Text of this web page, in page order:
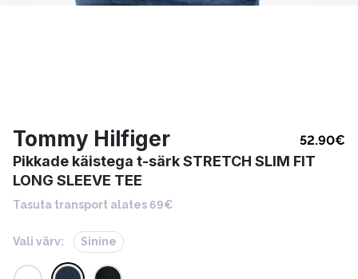
Tommy Hilfiger 52.90€
Pikkade käistega t-särk STRETCH SLIM FIT
LONG SLEEVE TEE
Tasuta transport alates 69€
Vali värv: Sinine